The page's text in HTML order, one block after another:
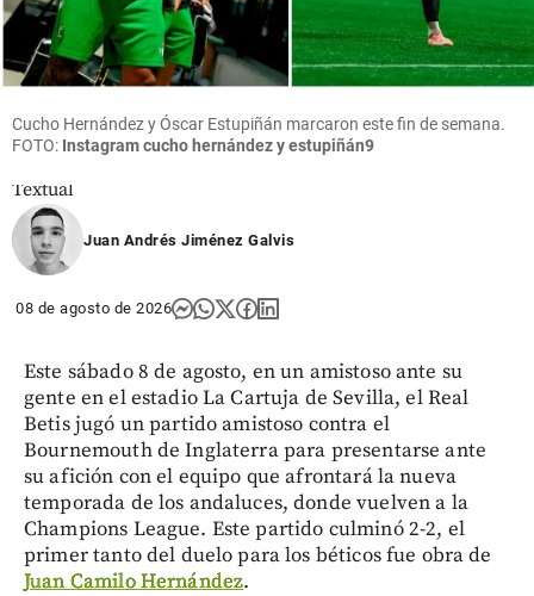
share
Textual
share
Cucho Hernández y Óscar Estupiñán marcaron este fin de semana.
FOTO: Instagram cucho hernández y estupiñán9
Juan Andrés Jiménez Galvis
08 de agosto de 2026
Este sábado 8 de agosto, en un amistoso ante su
gente en el estadio La Cartuja de Sevilla, el Real
Betis jugó un partido amistoso contra el
Bournemouth de Inglaterra para presentarse ante
su afición con el equipo que afrontará la nueva
temporada de los andaluces, donde vuelven a la
Champions League. Este partido culminó 2-2, el
primer tanto del duelo para los béticos fue obra de
Juan Camilo Hernández.